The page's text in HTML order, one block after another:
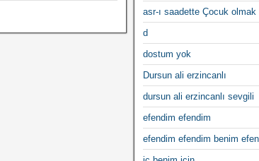
asr-ı saadette Çocuk olmak
d
dostum yok
Dursun ali erzincanlı
dursun ali erzincanlı sevgili
efendim efendim
efendim efendim benim